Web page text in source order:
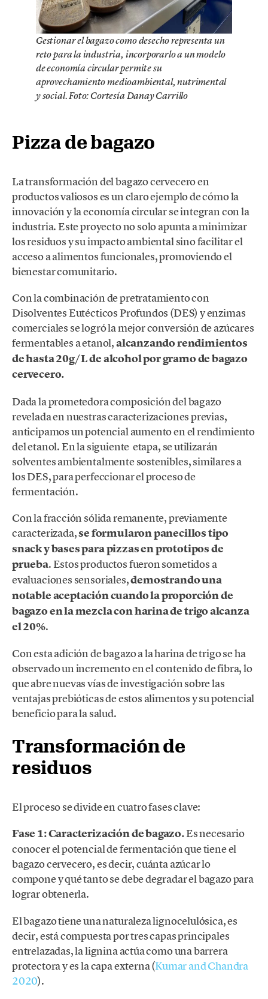
Gestionar el bagazo como desecho representa un
reto para la industria, incorporarlo a un modelo
de economía circular permite su
aprovechamiento medioambiental, nutrimental
y social. Foto: Cortesía Danay Carrillo
Pizza de bagazo
La transformación del bagazo cervecero en
productos valiosos es un claro ejemplo de cómo la
innovación y la economía circular se integran con la
industria. Este proyecto no solo apunta a minimizar
los residuos y su impacto ambiental sino facilitar el
acceso a alimentos funcionales, promoviendo el
bienestar comunitario.
Con la combinación de pretratamiento con
Disolventes Eutécticos Profundos (DES) y enzimas
comerciales se logró la mejor conversión de azúcares
fermentables a etanol,alcanzando rendimientos
de hasta 20g/L de alcohol por gramo de bagazo
cervecero.
Dada la prometedora composición del bagazo
revelada en nuestras caracterizaciones previas,
anticipamos un potencial aumento en el rendimiento
del etanol. En la siguiente etapa, se utilizarán
solventes ambientalmente sostenibles, similares a
los DES, para perfeccionar el proceso de
fermentación.
Con la fracción sólida remanente, previamente
caracterizada,se formularon panecillos tipo
snack y bases para pizzas en prototipos de
prueba. Estos productos fueron sometidos a
evaluaciones sensoriales,demostrando una
notable aceptación cuando la proporción de
bagazo en la mezcla con harina de trigo alcanza
el 20%.
Con esta adición de bagazo a la harina de trigo se ha
observado un incremento en el contenido de fibra, lo
que abre nuevas vías de investigación sobre las
ventajas prebióticas de estos alimentos y su potencial
beneficio para la salud.
Transformación de
residuos
El proceso se divide en cuatro fases clave:
Fase 1: Caracterización de bagazo.Es necesario
conocer el potencial de fermentación que tiene el
bagazo cervecero, es decir, cuánta azúcar lo
compone y qué tanto se debe degradar el bagazo para
lograr obtenerla.
El bagazo tiene una naturaleza lignocelulósica, es
decir, está compuesta por tres capas principales
entrelazadas, la lignina actúa como una barrera
protectora y es la capa externa (Kumar and Chandra
2020).